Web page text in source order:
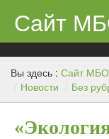
Сведения об
ЕГЭ-11 и ГИА
Вы здесь : Сайт
/ Новости / Без